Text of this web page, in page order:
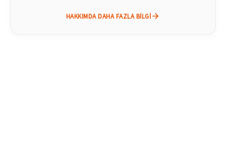
HAKKIMDA DAHA FAZLA BILGI